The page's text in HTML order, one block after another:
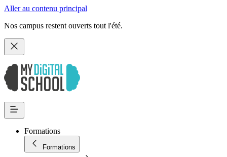
Aller au contenu principal
Nos campus restent ouverts tout l'été.
Formations
Formations